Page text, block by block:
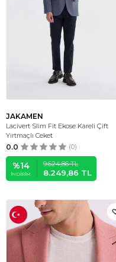
JAKAMEN
Lacivert Slim Fit Ekose Kareli Çift
Yırtmaçlı Ceket
0.0 (0)
%14
İNDIRIM
9.624,86TL
8.249,86 TL